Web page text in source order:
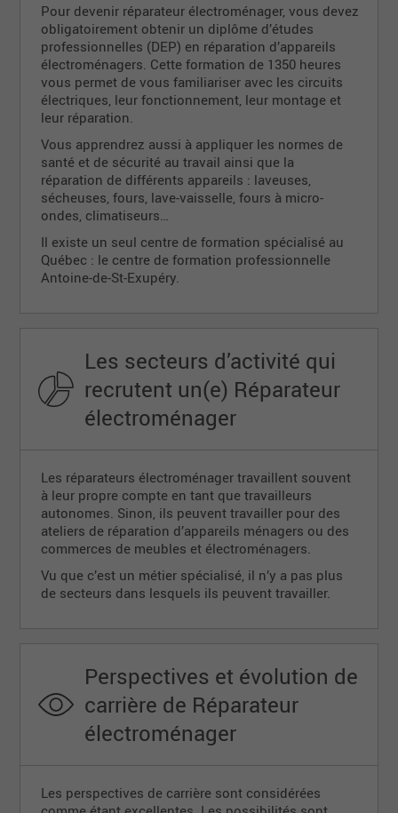
Pour devenir réparateur électroménager, vous devez
obligatoirement obtenir un diplôme d’études
professionnelles (DEP) en réparation d’appareils
électroménagers. Cette formation de 1350 heures
vous permet de vous familiariser avec les circuits
électriques, leur fonctionnement, leur montage et
leur réparation.
Vous apprendrez aussi à appliquer les normes de
santé et de sécurité au travail ainsi que la
réparation de différents appareils : laveuses,
sécheuses, fours, lave-vaisselle, fours à micro-
ondes, climatiseurs…
Il existe un seul centre de formation spécialisé au
Québec : le centre de formation professionnelle
Antoine-de-St-Exupéry.
Les secteurs d’activité qui
recrutent un(e) Réparateur
électroménager
Les réparateurs électroménager travaillent souvent
à leur propre compte en tant que travailleurs
autonomes. Sinon, ils peuvent travailler pour des
ateliers de réparation d’appareils ménagers ou des
commerces de meubles et électroménagers.
Vu que c’est un métier spécialisé, il n’y a pas plus
de secteurs dans lesquels ils peuvent travailler.
Perspectives et évolution de
carrière de Réparateur
électroménager
Les perspectives de carrière sont considérées